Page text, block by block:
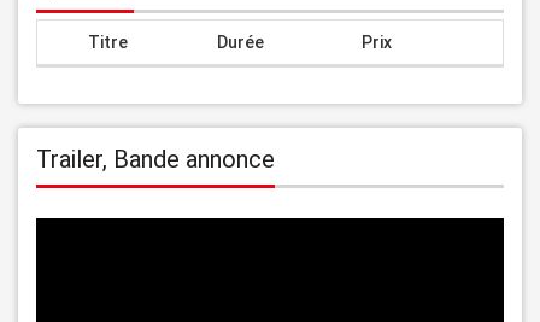
Titre Durée Prix
Trailer, Bande annonce